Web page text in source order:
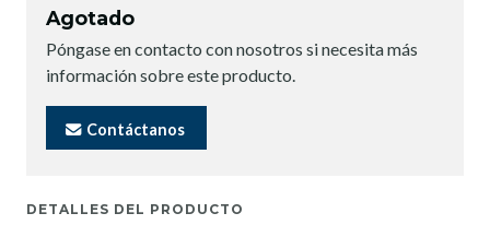
Agotado
Póngase en contacto con nosotros si necesita más
información sobre este producto.
Contáctanos
DETALLES DEL PRODUCTO